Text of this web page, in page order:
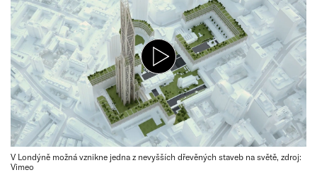
V Londýně možná vznikne jedna z nevyšších dřevěných staveb na světě, zdroj:
Vimeo